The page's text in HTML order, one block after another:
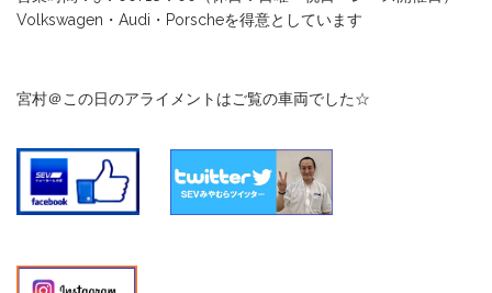
Volkswagen・Audi・Porscheを得意としています
宮村＠この日のアライメントはご覧の車両でした☆